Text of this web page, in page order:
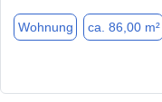
Wohnung ca. 86,00 m²